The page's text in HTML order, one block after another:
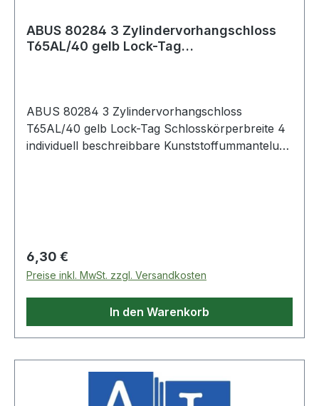
ABUS 80284 3 Zylindervorhangschloss
T65AL/40 gelb Lock-Tag
ABUS 80284 3 Zylindervorhangschloss
T65AL/40 gelb Lock-Tag Schlosskörperbreite 4
individuell beschreibbare Kunststoffummantelung
Regulärer Preis:
6,30 €
Preise inkl. MwSt. zzgl. Versandkosten
In den Warenkorb